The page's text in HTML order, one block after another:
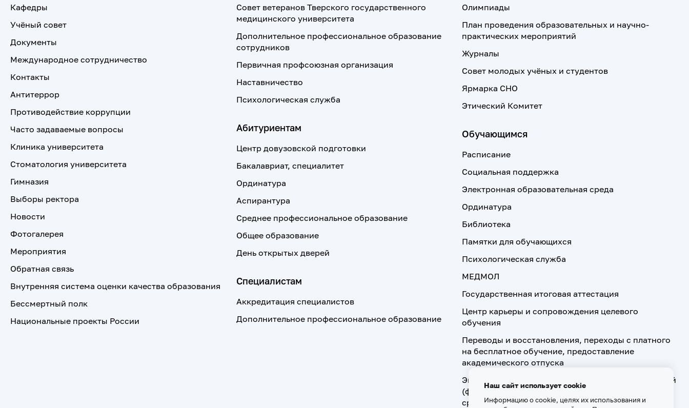
Кафедры
Учёный совет
Документы
Международное сотрудничество
Контакты
Антитеррор
Противодействие коррупции
Часто задаваемые вопросы
Клиника университета
Стоматология университета
Гимназия
Выборы ректора
Новости
Фотогалерея
Мероприятия
Обратная связь
Внутренняя система оценки качества образования
Бессмертный полк
Национальные проекты России
Совет ветеранов Тверского государственного
медицинского университета
Дополнительное профессиональное образование
сотрудников
Первичная профсоюзная организация
Наставничество
Психологическая служба
Абитуриентам
Центр довузовской подготовки
Бакалавриат, специалитет
Ординатура
Аспирантура
Среднее профессиональное образование
Общее образование
День открытых дверей
Специалистам
Аккредитация специалистов
Дополнительное профессиональное образование
Олимпиады
План проведения образовательных и научно-
практических мероприятий
Журналы
Совет молодых учёных и студентов
Ярмарка СНО
Этический Комитет
Обучающимся
Расписание
Социальная поддержка
Электронная образовательная среда
Ординатура
Библиотека
Памятки для обучающихся
Психологическая служба
МЕДМОЛ
Государственная итоговая аттестация
Центр карьеры и сопровождения целевого
обучения
Переводы и восстановления, переходы с платного
на бесплатное обучение, предоставление
академического отпуска
Экзамен по допуску к осуществлению медицинской
(фармацевтической) деятельности на должностях
среднего медицинского (фармацевтического)
Наш сайт использует cookie
Информацию о cookie, целях их использования и